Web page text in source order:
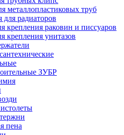
металлопластиковых труб
для радиаторов
крепления раковин и писсуаров
крепления унитазов
ЗУБР
пена